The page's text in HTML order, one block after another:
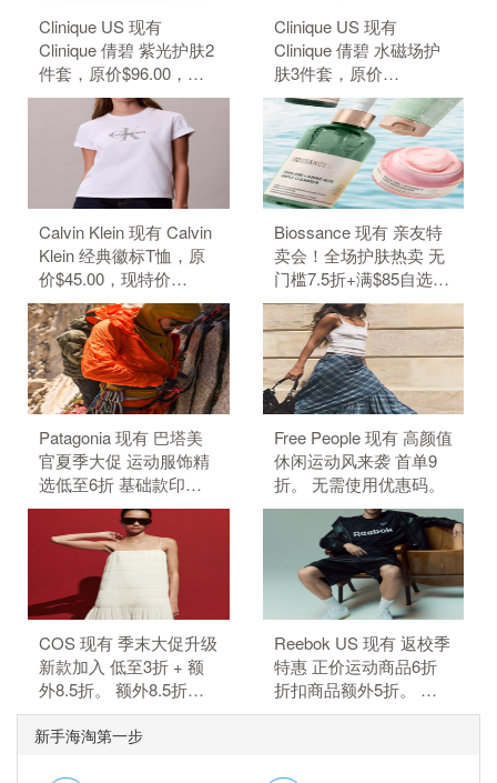
Clinique US 现有
Clinique 倩碧 紫光护肤2
件套，原价$96.00，现
特价$80.00（约541.24
元）。 无需使用优惠
Clinique US 现有
Clinique 倩碧 水磁场护
肤3件套，原价
$109.00，现特价
$91.00（约615.66
元）。 无需使用优惠
码。
Calvin Klein 现有 Calvin
Klein 经典徽标T恤，原
价$45.00，现特价
$22.50（约152.19
元）。 无需使用优惠
码。
Biossance 现有 亲友特
卖会！全场护肤热卖 无
门槛7.5折+满$85自选3
件好礼。 无需使用优惠
码。
Patagonia 现有 巴塔美
官夏季大促 运动服饰精
选低至6折 基础款印花T
恤$21.99。 无需使用优
惠码。
Free People 现有 高颜值
休闲运动风来袭 首单9
折。 无需使用优惠码。
COS 现有 季末大促升级
新款加入 低至3折 + 额
外8.5折。 额外8.5折，
需要使用优惠码：
MAY15。 优惠随时可能
Reebok US 现有 返校季
特惠 正价运动商品6折
折扣商品额外5折。 正
价商品6折，折扣商品额
新手海淘第一步